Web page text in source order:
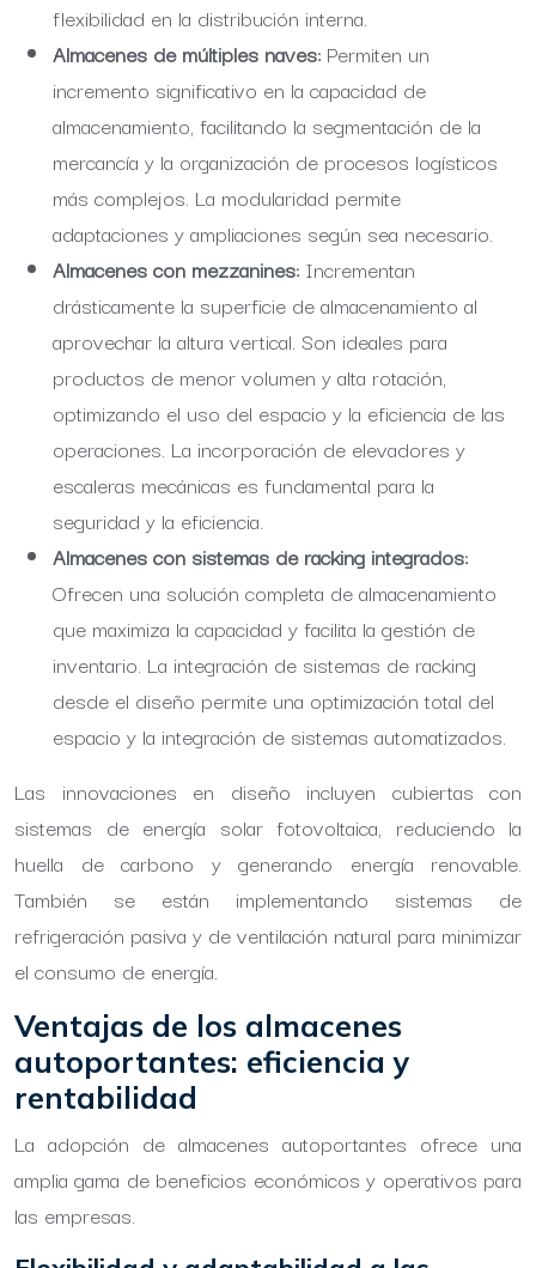
flexibilidad en la distribución interna.
Almacenes de múltiples naves: Permiten un
incremento significativo en la capacidad de
almacenamiento, facilitando la segmentación de la
mercancía y la organización de procesos logísticos
más complejos. La modularidad permite
adaptaciones y ampliaciones según sea necesario.
Almacenes con mezzanines: Incrementan
drásticamente la superficie de almacenamiento al
aprovechar la altura vertical. Son ideales para
productos de menor volumen y alta rotación,
optimizando el uso del espacio y la eficiencia de las
operaciones. La incorporación de elevadores y
escaleras mecánicas es fundamental para la
seguridad y la eficiencia.
Almacenes con sistemas de racking integrados:
Ofrecen una solución completa de almacenamiento
que maximiza la capacidad y facilita la gestión de
inventario. La integración de sistemas de racking
desde el diseño permite una optimización total del
espacio y la integración de sistemas automatizados.
Las innovaciones en diseño incluyen cubiertas con
sistemas de energía solar fotovoltaica, reduciendo la
huella de carbono y generando energía renovable.
También se están implementando sistemas de
refrigeración pasiva y de ventilación natural para minimizar
el consumo de energía.
Ventajas de los almacenes
autoportantes: eficiencia y
rentabilidad
La adopción de almacenes autoportantes ofrece una
amplia gama de beneficios económicos y operativos para
las empresas.